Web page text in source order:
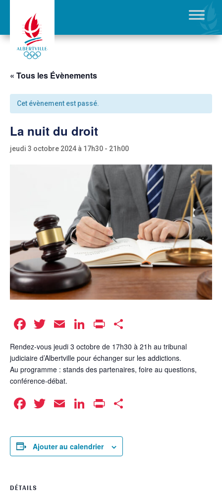
« Tous les Évènements
Cet évènement est passé.
La nuit du droit
jeudi 3 octobre 2024 à 17h30 - 21h00
Facebook
Twitter
EmailLinkedIn
Print
Rendez-vous jeudi 3 octobre de 17h30 à 21h au tribunal
judiciaire d’Albertville pour échanger sur les addictions.
Au programme : stands des partenaires, foire au questions,
conférence-débat.
Facebook
Twitter
EmailLinkedIn
Print
Ajouter au calendrier
DÉTAILS